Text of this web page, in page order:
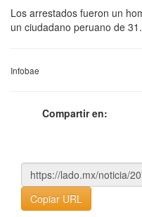
Los arrestados fueron un
un ciudadano peruano de 31.
Infobae
Compartir en:
Copiar URL